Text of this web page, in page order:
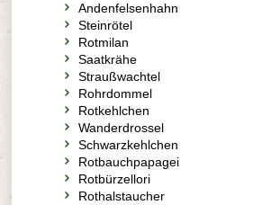
Andenfelsenhahn
Steinrötel
Rotmilan
Saatkrähe
Straußwachtel
Rohrdommel
Rotkehlchen
Wanderdrossel
Schwarzkehlchen
Rotbauchpapagei
Rotbürzellori
Rothalstaucher